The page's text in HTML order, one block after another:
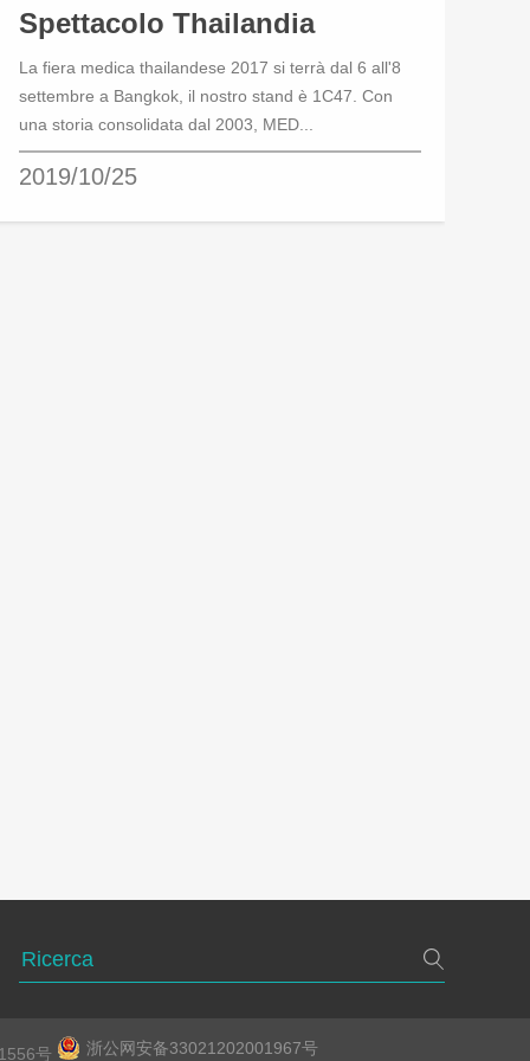
Spettacolo Thailandia
La fiera medica thailandese 2017 si terrà dal 6 all'8
settembre a Bangkok, il nostro stand è 1C47. Con
una storia consolidata dal 2003, MED...
2019/10/25
号 浙公网安备33021202001967号